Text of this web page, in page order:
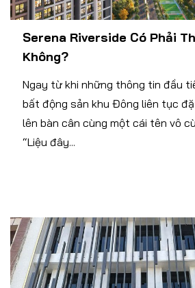
Serena Riverside Có Phải
Không?
Ngay từ khi những thông tin đầu
bất động sản khu Đông liên tục
lên bàn cân cùng một cái tên vô
“Liệu đây...